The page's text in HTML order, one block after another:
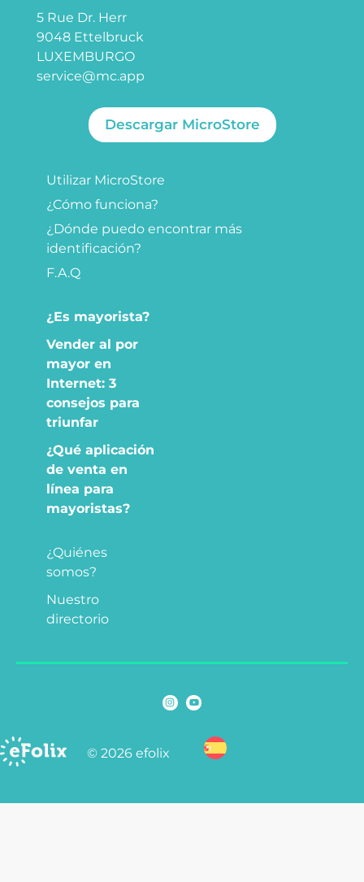
5 Rue Dr. Herr
9048 Ettelbruck
LUXEMBURGO
service@mc.app
Descargar MicroStore
Utilizar MicroStore
¿Cómo funciona?
¿Dónde puedo encontrar más
identificación?
F.A.Q
¿Es mayorista?
Vender al por
mayor en
Internet: 3
consejos para
triunfar
¿Qué aplicación
de venta en
línea para
mayoristas?
¿Quiénes
somos?
Nuestro
directorio
© 2026 efolix